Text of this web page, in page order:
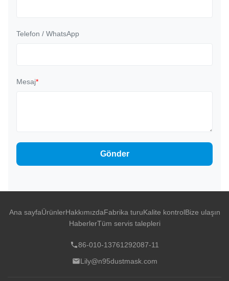
Telefon / WhatsApp
Mesaj*
Gönder
Ana sayfaÜrünlerHakkımızdaFabrika turuKalite kontrolBize ulaşın
HaberlerTüm servis talepleri
86-010-13761292087-11
Lily@n95dustmask.com